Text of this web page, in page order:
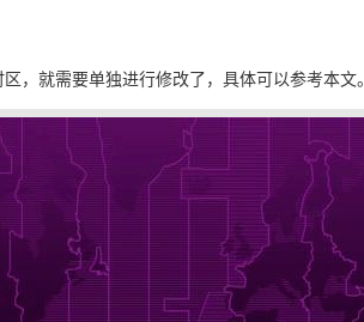
，就需要单独进行修改了，具体可以参考本文。